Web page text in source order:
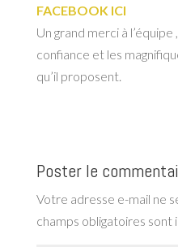
FACEBOOK ICI
Un grand merci à l’équipe
confiance et les
qu’il proposent.
Poster le
Votre adresse e-mail ne
champs obligatoires sont